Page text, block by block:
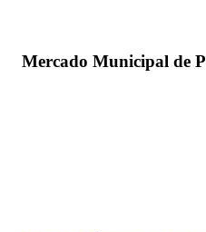
Mercado Municipal de